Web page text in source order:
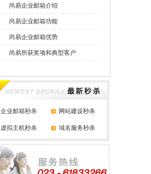
尚易企业邮箱介绍
尚易企业邮箱功能
尚易企业邮箱优势
尚易所获奖项和典型客户
企业邮箱秒杀 网站建设秒杀
虚拟主机秒杀 域名服务秒杀